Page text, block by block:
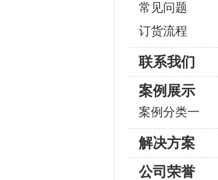
常见问题
订货流程
联系我们
案例展示
案例分类一
解决方案
公司荣誉